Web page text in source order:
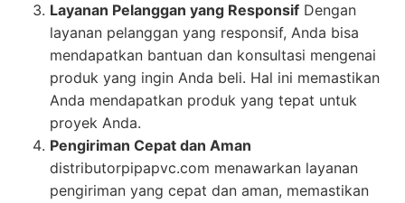
Layanan Pelanggan yang Responsif Dengan
layanan pelanggan yang responsif, Anda bisa
mendapatkan bantuan dan konsultasi mengenai
produk yang ingin Anda beli. Hal ini memastikan
Anda mendapatkan produk yang tepat untuk
proyek Anda.
Pengiriman Cepat dan Aman
distributorpipapvc.com menawarkan layanan
pengiriman yang cepat dan aman, memastikan